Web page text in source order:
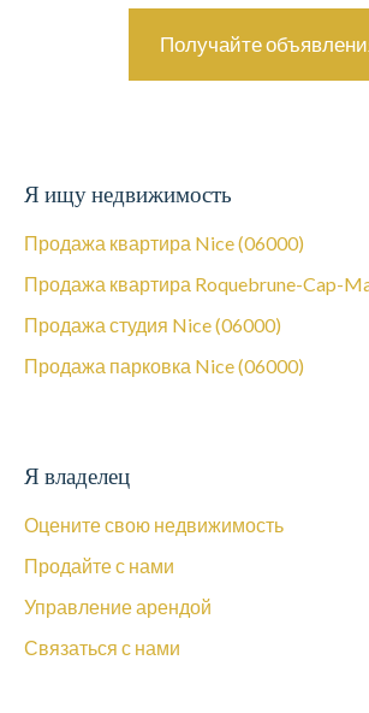
Получайте
Я ищу недвижимость
Продажа квартира Nice (06000)
Продажа квартира Roquebrune-Cap-
Продажа студия Nice (06000)
Продажа парковка Nice (06000)
Я владелец
Оцените свою недвижимость
Продайте с нами
Управление арендой
Связаться с нами